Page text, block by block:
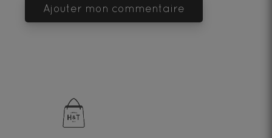
Ajouter mon commentaire